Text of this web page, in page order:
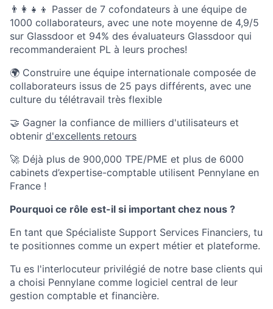
👨‍👩‍👧‍👦 Passer de 7 cofondateurs à une équipe de
1000 collaborateurs, avec une note moyenne de 4,9/5
sur Glassdoor et 94% des évaluateurs Glassdoor qui
recommanderaient PL à leurs proches!
🌍 Construire une équipe internationale composée de
collaborateurs issus de 25 pays différents, avec une
culture du télétravail très flexible
🤝 Gagner la confiance de milliers d'utilisateurs et
obtenir d'excellents retours
🚀 Déjà plus de 900,000 TPE/PME et plus de 6000
cabinets d’expertise-comptable utilisent Pennylane en
France !
Pourquoi ce rôle est-il si important chez nous ?
En tant que Spécialiste Support Services Financiers, tu
te positionnes comme un expert métier et plateforme.
Tu es l'interlocuteur privilégié de notre base clients qui
a choisi Pennylane comme logiciel central de leur
gestion comptable et financière.